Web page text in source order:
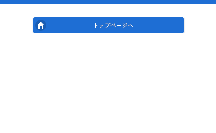
トップページへ